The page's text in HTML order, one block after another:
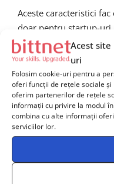
Acest site
uri
Folosim cookie-uri pentru a
oferi funcții de rețele sociale
oferim partenerilor de rețele
informații cu privire la modul
combina cu alte informații
serviciilor lor.
Aceste caracteristici
doar pentru startup-
institutii din domenii
Ce
schimbari
Prin masurile
end care reduce